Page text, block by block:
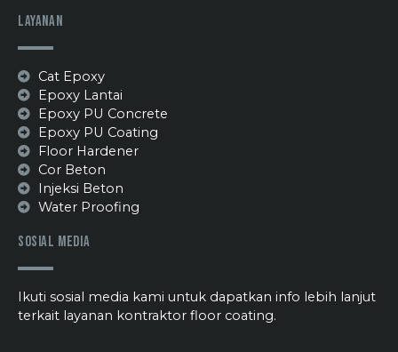
Layanan
Cat Epoxy
Epoxy Lantai
Epoxy PU Concrete
Epoxy PU Coating
Floor Hardener
Cor Beton
Injeksi Beton
Water Proofing
Sosial Media
Ikuti sosial media kami untuk dapatkan info lebih lanjut
terkait layanan kontraktor floor coating.